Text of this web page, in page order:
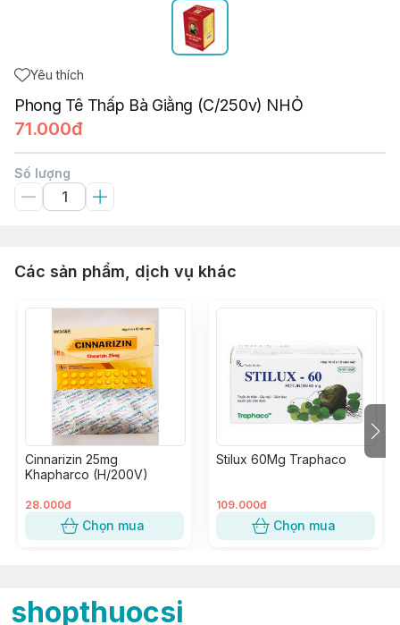
Yêu thích
Phong Tê Thấp Bà Giằng (C/250v) NHỎ
71.000đ
Số lượng
Các sản phẩm, dịch vụ khác
Cinnarizin 25mg
Khapharco (H/200V)
28.000đ
Chọn mua
Stilux 60Mg Traphaco
109.000đ
Chọn mua
shopthuocsi